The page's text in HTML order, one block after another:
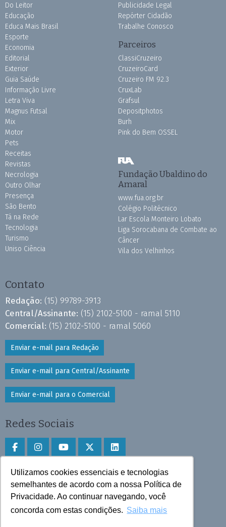
Utilizamos cookies essenciais e tecnologias
semelhantes de acordo com a nossa Política de
Privacidade. Ao continuar navegando, você
concorda com estas condições. Saiba mais
Do Leitor
Educação
Educa Mais Brasil
Esporte
Economia
Editorial
Exterior
Guia Saúde
Informação Livre
Letra Viva
Magnus Futsal
Mix
Motor
Pets
Receitas
Revistas
Necrologia
Outro Olhar
Presença
São Bento
Tá na Rede
Tecnologia
Turismo
Uniso Ciência
Publicidade Legal
Repórter Cidadão
Trabalhe Conosco
Parceiros
ClassiCruzeiro
CruzeiroCard
Cruzeiro FM 92.3
CruxLab
Grafsul
Depositphotos
Burh
Pink do Bem OSSEL
Fundação Ubaldino do
Amaral
www.fua.org.br
Colégio Politécnico
Lar Escola Monteiro Lobato
Liga Sorocabana de Combate ao
Câncer
Vila dos Velhinhos
Contato
Redação: (15) 99789-3913
Central/Assinante: (15) 2102-5100 - ramal 5110
Comercial: (15) 2102-5100 - ramal 5060
Enviar e-mail para Redação
Enviar e-mail para Central/Assinante
Enviar e-mail para o Comercial
Redes Sociais
Faça download do aplicativo
Play Store e App Store